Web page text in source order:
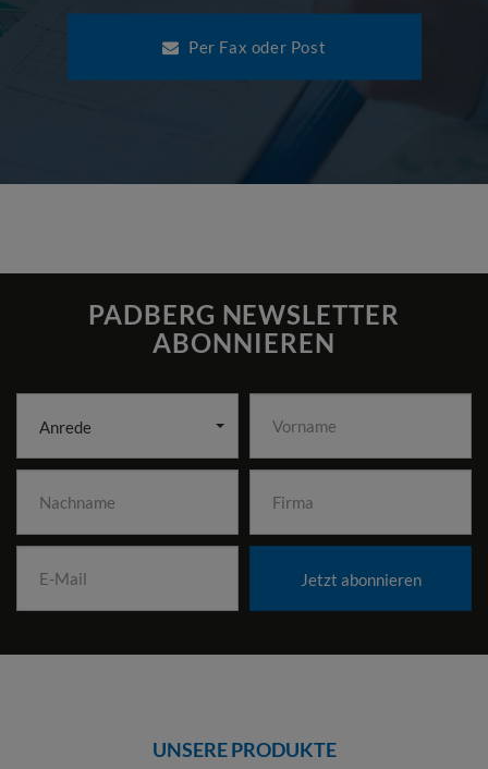
Per Fax oder Post
PADBERG NEWSLETTER
ABONNIEREN
Anrede
Jetzt abonnieren
UNSERE PRODUKTE